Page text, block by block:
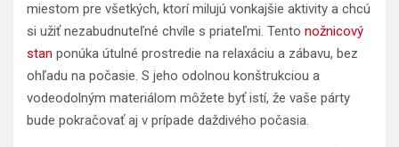
miestom pre všetkých, ktorí milujú vonkajšie aktivity a chcú
si užiť nezabudnuteľné chvíle s priateľmi. Tento nožnicový
stan ponúka útulné prostredie na relaxáciu a zábavu, bez
ohľadu na počasie. S jeho odolnou konštrukciou a
vodeodolným materiálom môžete byť istí, že vaše párty
bude pokračovať aj v prípade daždivého počasia.